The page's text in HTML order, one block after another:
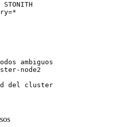
ambiguos
node2
del cluster